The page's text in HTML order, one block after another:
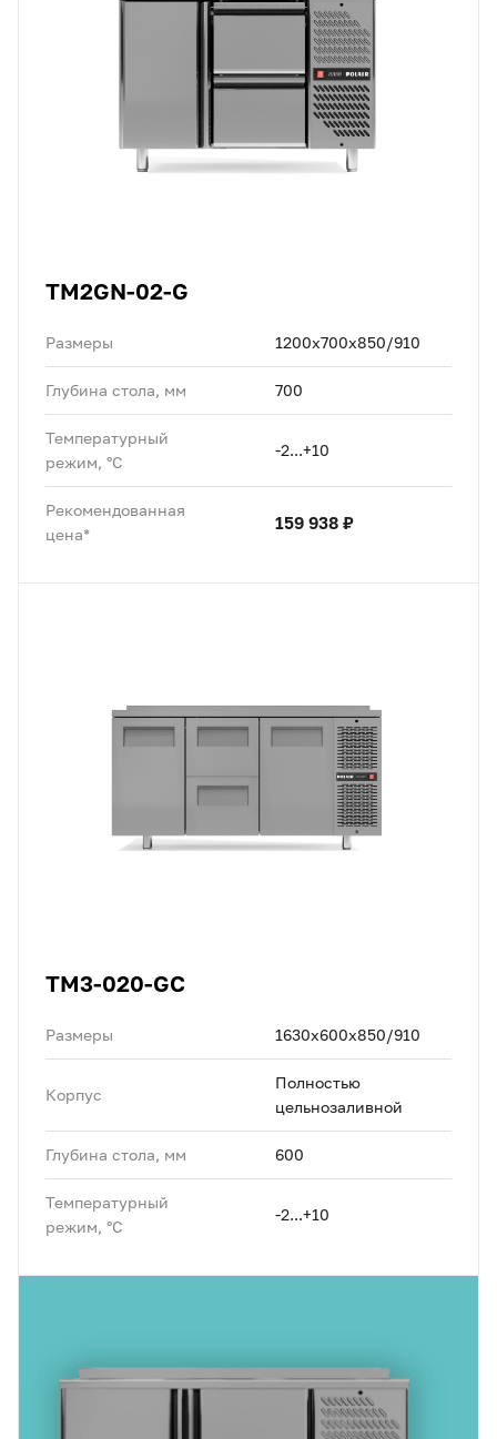
TM2GN-02-G
Размеры 1200х700х850/910
Глубина стола, мм 700
Температурный
режим, °C
-2...+10
Рекомендованная
цена*
159 938 ₽
TM3-020-GC
Размеры 1630x600x850/910
Корпус
Полностью
цельнозаливной
Глубина стола, мм 600
Температурный
режим, °C
-2...+10